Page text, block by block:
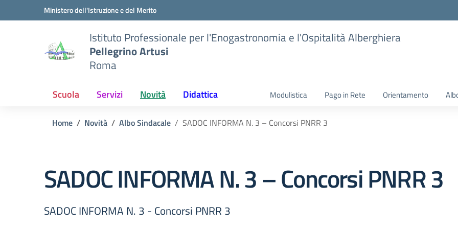
Vai ai contenuti
Vai al menu di navigazioneMinistero dell'Istruzione e del Merito
Istituto Professionale per l'Enogastronomia e l'Ospitalità Alberghiera
Pellegrino Artusi
Roma
Scuola Servizi Novità Didattica Modulistica Pago in Rete Orientamento
Home Novità Albo Sindacale SADOC INFORMA N. 3 – Concorsi PNRR 3
SADOC INFORMA N. 3 – Concorsi PNRR 3
SADOC INFORMA N. 3 - Concorsi PNRR 3